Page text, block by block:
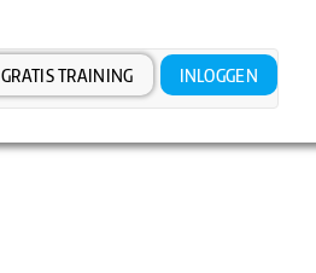
GRATIS TRAINING INLOGGEN